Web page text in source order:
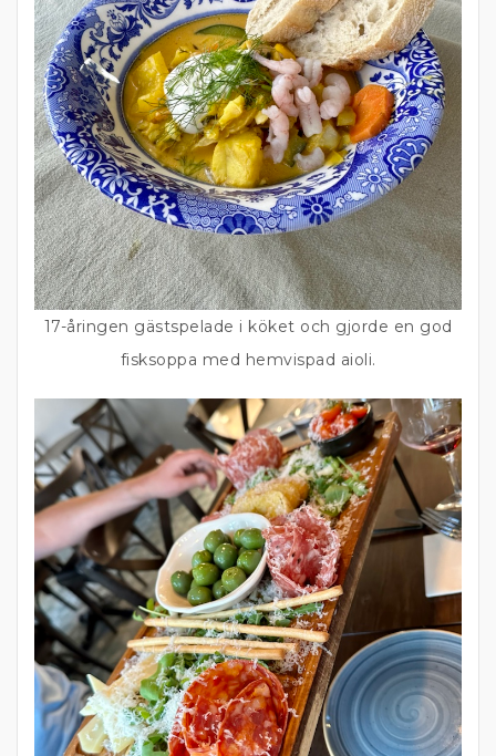
17-åringen gästspelade i köket och gjorde en god
fisksoppa med hemvispad aioli.